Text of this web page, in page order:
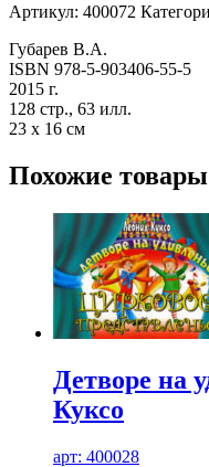
Артикул: 400072
Губарев В.А.
ISBN 978-5-903406-55-5
2015 г.
128 стр., 63 илл.
23 х 16 см
Похожие товары
Детворе на
Куксо
арт: 400028